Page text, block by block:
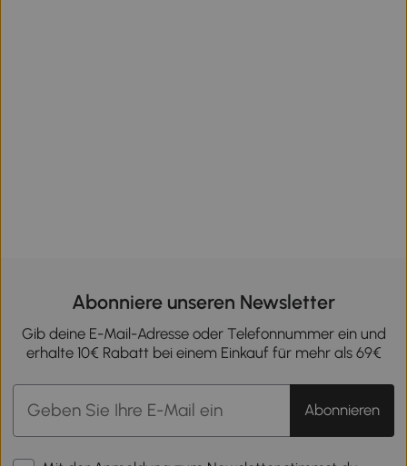
Abonniere unseren Newsletter
Gib deine E-Mail-Adresse oder Telefonnummer ein und
erhalte 10€ Rabatt bei einem Einkauf für mehr als 69€
Abonnieren